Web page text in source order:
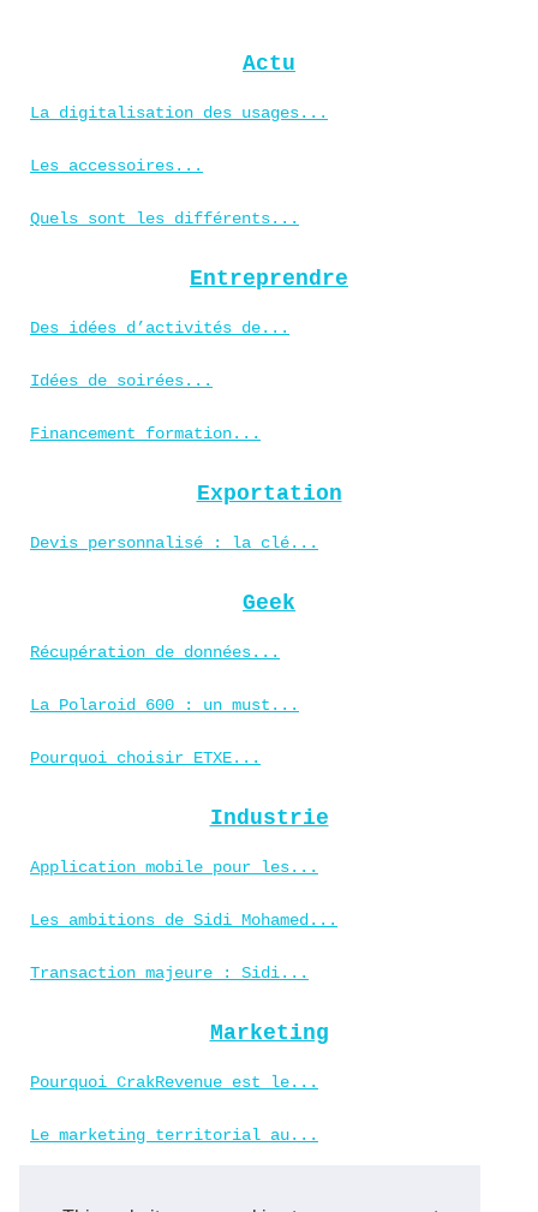
Actu
La digitalisation des usages...
Les accessoires...
Quels sont les différents...
Entreprendre
Des idées d’activités de...
Idées de soirées...
Financement formation...
Exportation
Devis personnalisé : la clé...
Geek
Récupération de données...
La Polaroid 600 : un must...
Pourquoi choisir ETXE...
Industrie
Application mobile pour les...
Les ambitions de Sidi Mohamed...
Transaction majeure : Sidi...
Marketing
Pourquoi CrakRevenue est le...
Le marketing territorial au...